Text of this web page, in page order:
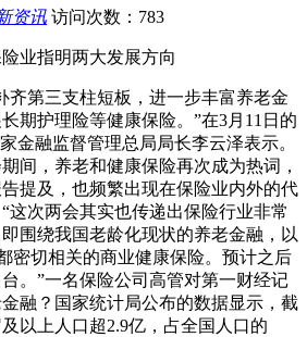
资讯 访问次数：783
业指明两大发展方向
齐第三支柱短板，进一步丰富养老金
期护理险等健康保险。”在3月11日的
金融监督管理总局局长李云泽表示。
间，养老和健康保险再次成为热词，
提及，也频繁出现在保险业内外的代
这次两会其实也传递出保险行业非常
围绕我国老龄化现状的养老金融，以
密切相关的商业健康保险。预计之后
。”一名保险公司高管对第一财经记
融？国家统计局公布的数据显示，截
以上人口超2.9亿，占全国人口的